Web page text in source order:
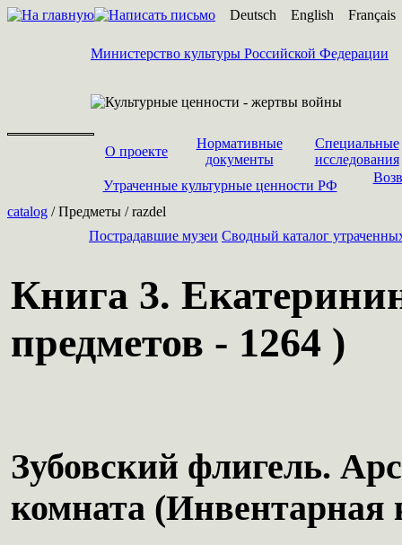
Deutsch English Français
Министерство культуры Российской Федерации
О проекте
Нормативные
документы
Специальные
исследования
Утраченные культурные ценности РФ
catalog / Предметы / razdel
Пострадавшие музеи Cводный каталог
Книга 3.
предметов - 1264 )
Зубовский флигель.
комната